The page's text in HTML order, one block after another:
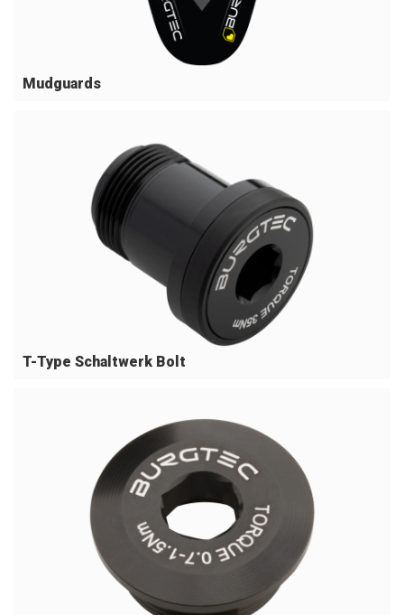
Mudguards
T-Type Schaltwerk Bolt